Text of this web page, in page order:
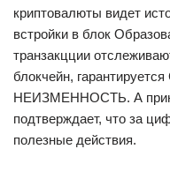
криптовалюты видет
встройки в блок
транзакцции
блокчейн,
НЕИЗМЕННОСТЬ. А
подтверждает, что за
полезные действия.